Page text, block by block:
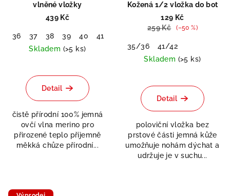
vlněné vložky
439 Kč
36 37 38 39 40 41
Skladem (>5 ks)
Detail
čistě přírodní 100% jemná
ovčí vlna merino pro
přirozené teplo příjemně
měkká chůze přírodní...
Kožená 1/2 vložka do bot
129 Kč
259 Kč
(–50 %)
35/36
41/42
Skladem (>5 ks)
Detail
poloviční vložka bez
prstové části jemná kůže
umožňuje nohám dýchat a
udržuje je v suchu...